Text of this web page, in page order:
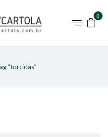
0
“torcidas”